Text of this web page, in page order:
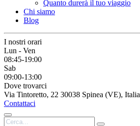
Quanto durerà il tuo viaggio
Chi siamo
Blog
I nostri orari
Lun - Ven
08:45-19:00
Sab
09:00-13:00
Dove trovarci
Via Tintoretto, 22 30038 Spinea (VE), Italia
Contattaci